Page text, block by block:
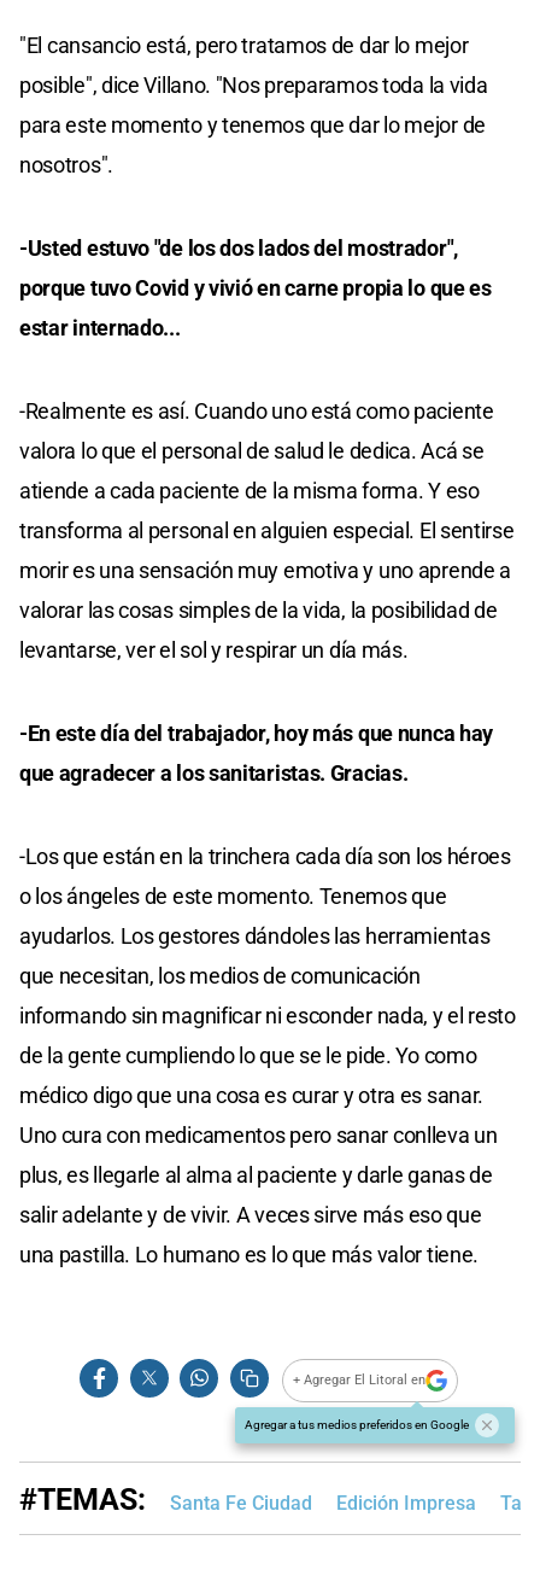
"El cansancio está, pero tratamos de dar lo mejor
posible", dice Villano. "Nos preparamos toda la vida
para este momento y tenemos que dar lo mejor de
nosotros".
-Usted estuvo "de los dos lados del mostrador",
porque tuvo Covid y vivió en carne propia lo que es
estar internado...
-Realmente es así. Cuando uno está como paciente
valora lo que el personal de salud le dedica. Acá se
atiende a cada paciente de la misma forma. Y eso
transforma al personal en alguien especial. El sentirse
morir es una sensación muy emotiva y uno aprende a
valorar las cosas simples de la vida, la posibilidad de
levantarse, ver el sol y respirar un día más.
-En este día del trabajador, hoy más que nunca hay
que agradecer a los sanitaristas. Gracias.
-Los que están en la trinchera cada día son los héroes
o los ángeles de este momento. Tenemos que
ayudarlos. Los gestores dándoles las herramientas
que necesitan, los medios de comunicación
informando sin magnificar ni esconder nada, y el resto
de la gente cumpliendo lo que se le pide. Yo como
médico digo que una cosa es curar y otra es sanar.
Uno cura con medicamentos pero sanar conlleva un
plus, es llegarle al alma al paciente y darle ganas de
salir adelante y de vivir. A veces sirve más eso que
una pastilla. Lo humano es lo que más valor tiene.
+ Agregar El Litoral en
Agregar a tus medios preferidos en Google
#TEMAS: Santa Fe Ciudad Edición Impresa